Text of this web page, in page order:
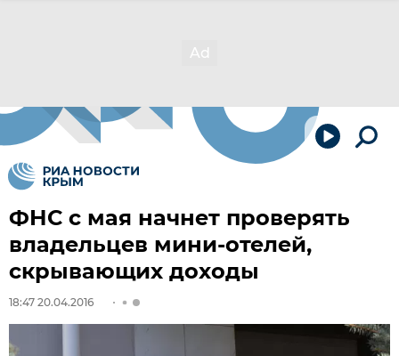
ФНС с мая начнет проверять
владельцев мини-отелей,
скрывающих доходы
18:47 20.04.2016